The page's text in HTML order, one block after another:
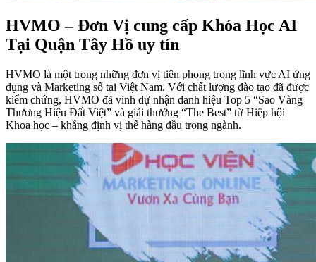
HVMO – Đơn Vị cung cấp Khóa Học AI
Tại Quận Tây Hồ uy tín
HVMO là một trong những đơn vị tiên phong trong lĩnh vực AI ứng
dụng và Marketing số tại Việt Nam. Với chất lượng đào tạo đã được
kiểm chứng, HVMO đã vinh dự nhận danh hiệu Top 5 “Sao Vàng
Thương Hiệu Đất Việt” và giải thưởng “The Best” từ Hiệp hội
Khoa học – khẳng định vị thế hàng đầu trong ngành.